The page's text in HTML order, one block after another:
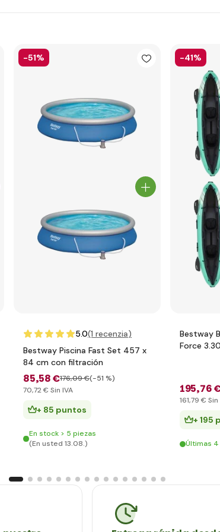
-51%
5.0(1 recenzia)
Bestway Piscina Fast Set 457 x
84 cm con filtración
85,58 €176,09 €(-51 %)
70,72 € Sin IVA
+ 85 puntos
En stock > 5 piezas
(En usted 13.08.)
-41%
Bestway
Force
195,76
161,79 € Sin
+ 195
Últimas